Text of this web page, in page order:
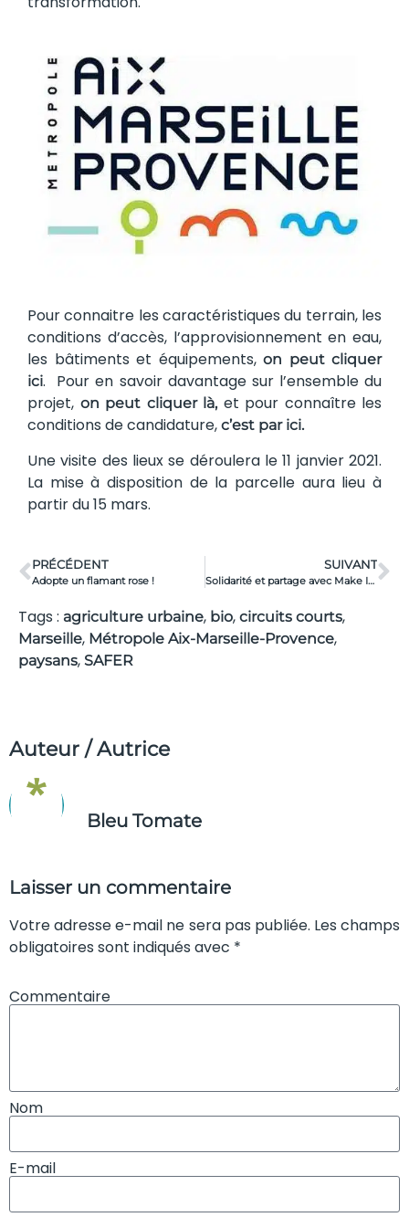
Pour connaitre les caractéristiques du terrain, les
conditions d’accès, l’approvisionnement en eau,
les bâtiments et équipements, on peut cliquer
ici. Pour en savoir davantage sur l’ensemble du
projet, on peut cliquer là, et pour connaître les
conditions de candidature, c’est par ici.
Une visite des lieux se déroulera le 11 janvier 2021.
La mise à disposition de la parcelle aura lieu à
partir du 15 mars.
PRÉCÉDENT
Adopte un flamant rose !
SUIVANT
Solidarité et partage avec Make It Marseille
Tags : agriculture urbaine, bio, circuits courts,
Marseille, Métropole Aix-Marseille-Provence,
paysans, SAFER
Auteur / Autrice
Bleu Tomate
Laisser un commentaire
Votre adresse e-mail ne sera pas publiée. Les champs
obligatoires sont indiqués avec *
Commentaire
Nom
E-mail